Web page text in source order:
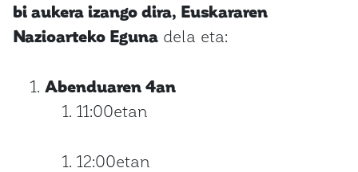
bi aukera izango dira, Euskararen
Nazioarteko Eguna dela eta:
Abenduaren 4an
11:00etan
12:00etan